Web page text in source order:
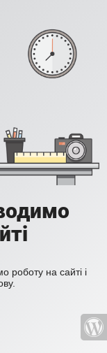
роботу на сайті і